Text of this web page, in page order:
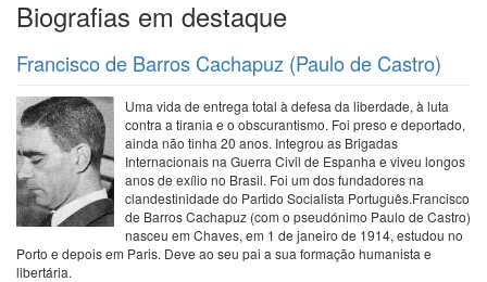
Biografias em destaque
Francisco de Barros Cachapuz (Paulo de Castro)
Uma vida de entrega total à defesa da liberdade, à luta
contra a tirania e o obscurantismo. Foi preso e deportado,
ainda não tinha 20 anos. Integrou as Brigadas
Internacionais na Guerra Civil de Espanha e viveu longos
anos de exílio no Brasil. Foi um dos fundadores na
clandestinidade do Partido Socialista Português.Francisco
de Barros Cachapuz (com o pseudónimo Paulo de Castro)
nasceu em Chaves, em 1 de janeiro de 1914, estudou no
Porto e depois em Paris. Deve ao seu pai a sua formação humanista e
libertária.